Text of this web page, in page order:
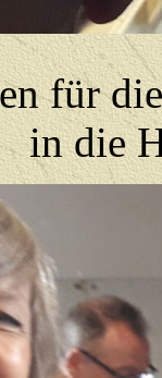
für
in die